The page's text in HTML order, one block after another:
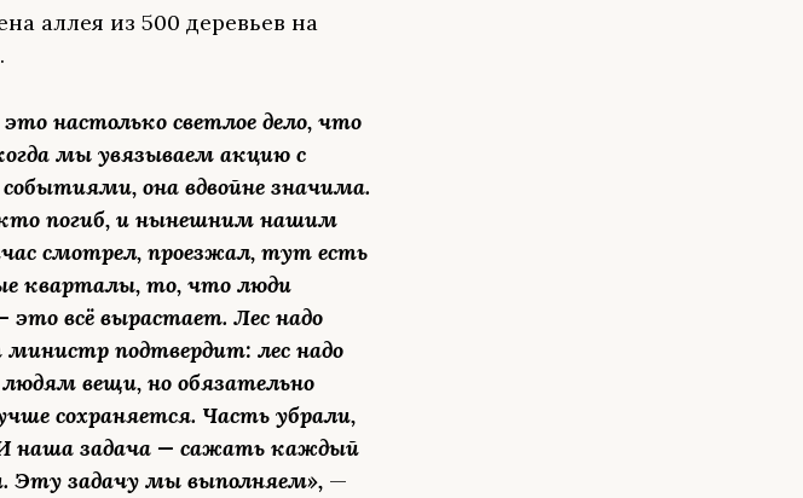
аллея из 500 деревьев на
это настолько светлое дело, что
мы увязываем акцию с
она вдвойне значима.
погиб, и нынешним нашим
смотрел, проезжал, тут есть
кварталы, то, что люди
всё вырастает. Лес надо
министр подтвердит: лес надо
вещи, но обязательно
сохраняется. Часть убрали,
наша задача — сажать каждый
Эту задачу мы выполняем», —